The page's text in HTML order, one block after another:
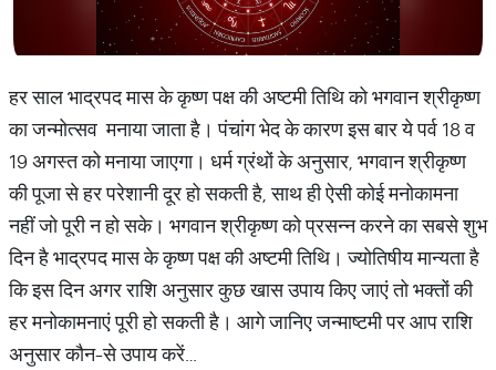
हर साल भाद्रपद मास के कृष्ण पक्ष की अष्टमी तिथि को भगवान श्रीकृष्ण
का जन्मोत्सव मनाया जाता है। पंचांग भेद के कारण इस बार ये पर्व 18 व
19 अगस्त को मनाया जाएगा। धर्म ग्रंथों के अनुसार, भगवान श्रीकृष्ण
की पूजा से हर परेशानी दूर हो सकती है, साथ ही ऐसी कोई मनोकामना
नहीं जो पूरी न हो सके। भगवान श्रीकृष्ण को प्रसन्न करने का सबसे शुभ
दिन है भाद्रपद मास के कृष्ण पक्ष की अष्टमी तिथि। ज्योतिषीय मान्यता है
कि इस दिन अगर राशि अनुसार कुछ खास उपाय किए जाएं तो भक्तों की
हर मनोकामनाएं पूरी हो सकती है। आगे जानिए जन्माष्टमी पर आप राशि
अनुसार कौन-से उपाय करें…